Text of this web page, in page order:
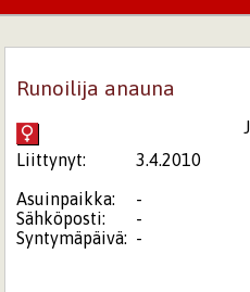
Runoilija anauna
Liittynyt:
3.4.2010
Asuinpaikka:
-
Sähköposti:
-
Syntymäpäivä: -